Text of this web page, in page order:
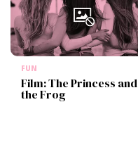
FUN
Film: The Princess and
the Frog